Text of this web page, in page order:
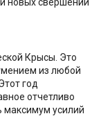
Крысы. Это
из любой
год
отчетливо
максимум усилий